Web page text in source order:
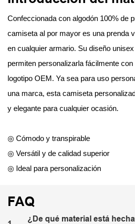
Confeccionada con algodón 100% de
camiseta al por mayor es una prenda
en cualquier armario. Su diseño
permiten personalizarla fácilmente
logotipo OEM. Ya sea para uso
una marca, esta camiseta
y elegante para cualquier ocasión.
◎ Cómodo y transpirable
◎ Versátil y de calidad superior
◎ Ideal para personalización
FAQ
¿De qué material está